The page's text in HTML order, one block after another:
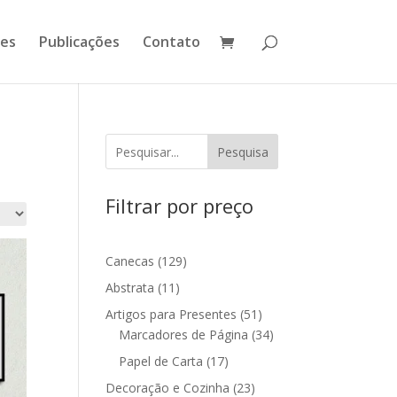
Publicações Contato
Pesquisa
Filtrar por preço
Canecas 129129
Abstrata 11 11
produtos
Artigos para Presentes 51 51
produtos
Marcadores de Página 3434
Papel de Carta 1717
produtos
Decoração e Cozinha 2323